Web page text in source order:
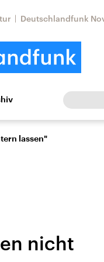
Deutschlandfunk
Europa
Iran
lassen"
nicht